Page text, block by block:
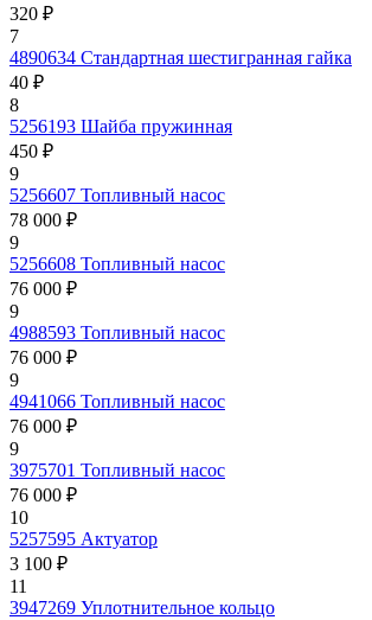
320 ₽
7
4890634 Стандартная шестигранная гайка
40 ₽
8
5256193 Шайба пружинная
450 ₽
9
5256607 Топливный насос
78 000 ₽
9
5256608 Топливный насос
76 000 ₽
9
4988593 Топливный насос
76 000 ₽
9
4941066 Топливный насос
76 000 ₽
9
3975701 Топливный насос
76 000 ₽
10
5257595 Актуатор
3 100 ₽
11
3947269 Уплотнительное кольцо